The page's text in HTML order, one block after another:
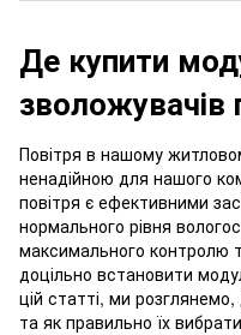
Де купити
зволожувачів
Повітря в нашому
ненадійною для нашого
повітря є ефективними
нормального рівня
максимального контролю
доцільно встановити
цій статті, ми
та як правильно їх